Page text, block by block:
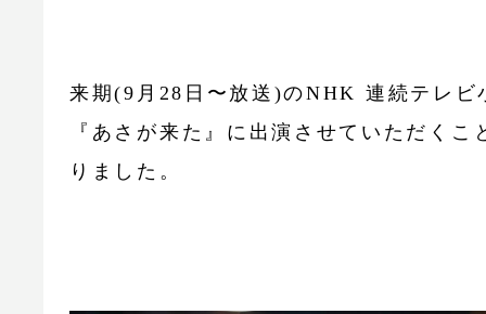
来期(9月28日〜放送)のNHK 連続テレビ
『あさが来た』に出演させていただくこ
りました。